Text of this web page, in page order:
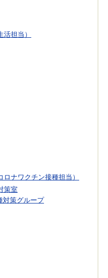
担当）
ナワクチン接種担当）
策室
対策グループ